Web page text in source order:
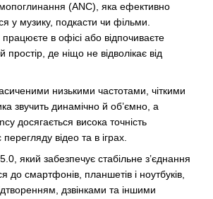
(ANC), яка ефективно
у музику, подкасти чи фільми.
в офісі або відпочиваєте
де ніщо не відволікає від
низькими частотами, чіткими
звучить динамічно й об’ємно, а
досягається висока точність
відео та в іграх.
який забезпечує стабільне з’єднання
до смартфонів, планшетів і ноутбуків,
дзвінками та іншими